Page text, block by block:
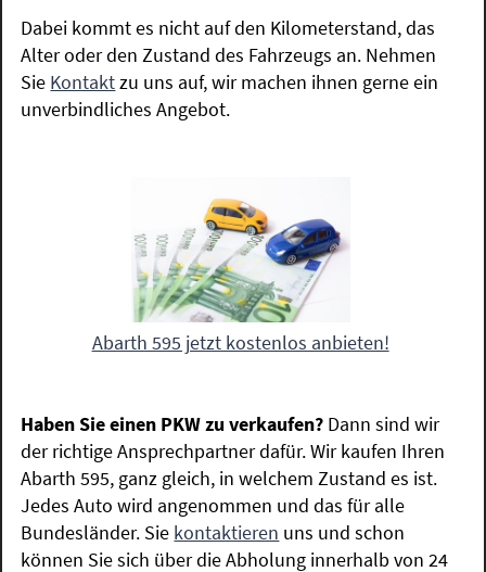
Dabei kommt es nicht auf den Kilometerstand, das
Alter oder den Zustand des Fahrzeugs an. Nehmen
Sie Kontaktzu uns auf, wir machen ihnen gerne ein
unverbindliches Angebot.
Abarth 595 jetzt kostenlos anbieten!
Haben Sie einen PKW zu verkaufen? Dann sind wir
der richtige Ansprechpartner dafür. Wir kaufen Ihren
Abarth 595, ganz gleich, in welchem Zustand es ist.
Jedes Auto wird angenommen und das für alle
Bundesländer. Sie kontaktieren uns und schon
können Sie sich über die Abholung innerhalb von 24